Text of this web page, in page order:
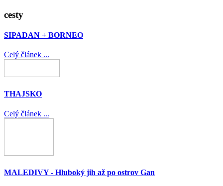
cesty
SIPADAN + BORNEO
Celý článek ...
THAJSKO
Celý článek ...
MALEDIVY - Hluboký jih až po ostrov Gan